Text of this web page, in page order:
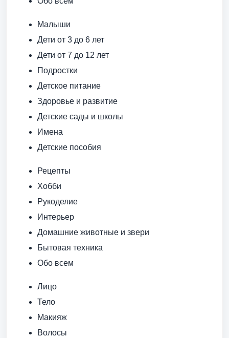
Малыши
Дети от 3 до 6 лет
Дети от 7 до 12 лет
Подростки
Детское питание
Здоровье и развитие
Детские сады и школы
Имена
Детские пособия
Рецепты
Хобби
Рукоделие
Интерьер
Домашние животные и звери
Бытовая техника
Обо всем
Лицо
Тело
Макияж
Волосы